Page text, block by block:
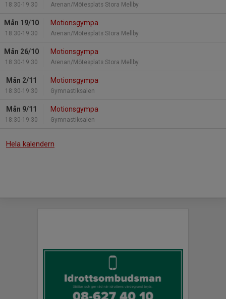
18:30-19:30 Arenan/Mötesplats Stora Mellby
Mån 19/10
18:30-19:30
Motionsgympa
Arenan/Mötesplats Stora Mellby
Mån 26/10
18:30-19:30
Motionsgympa
Arenan/Mötesplats Stora Mellby
Mån 2/11
18:30-19:30
Motionsgympa
Gymnastiksalen
Mån 9/11
18:30-19:30
Motionsgympa
Gymnastiksalen
Hela kalendern